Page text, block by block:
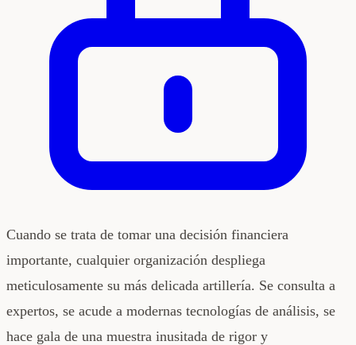
Cuando se trata de tomar una decisión financiera
importante, cualquier organización despliega
meticulosamente su más delicada artillería. Se consulta a
expertos, se acude a modernas tecnologías de análisis, se
hace gala de una muestra inusitada de rigor y